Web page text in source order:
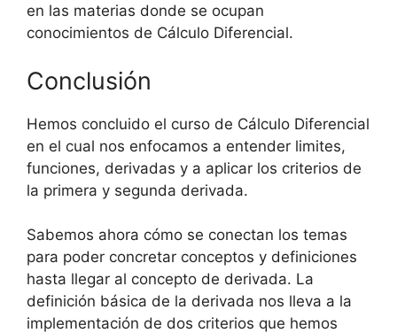
en las materias donde se ocupan
conocimientos de Cálculo Diferencial.
Conclusión
Hemos concluido el curso de Cálculo Diferencial
en el cual nos enfocamos a entender limites,
funciones, derivadas y a aplicar los criterios de
la primera y segunda derivada.
Sabemos ahora cómo se conectan los temas
para poder concretar conceptos y definiciones
hasta llegar al concepto de derivada. La
definición básica de la derivada nos lleva a la
implementación de dos criterios que hemos